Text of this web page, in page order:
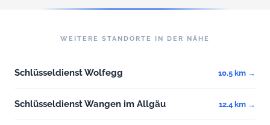
WEITERE STANDORTE IN DER NÄHE
Schlüsseldienst Wolfegg 10.5 km →
Schlüsseldienst Wangen im Allgäu 12.4 km →